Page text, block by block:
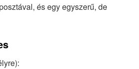
és egy egyszerű, de